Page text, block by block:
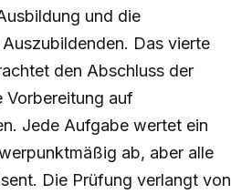
und die
Das vierte
den Abschluss der
Vorbereitung auf
Jede Aufgabe wertet ein
ab, aber alle
Die Prüfung verlangt von